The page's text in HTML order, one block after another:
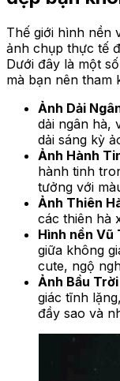
Thế giới hình nền
ảnh chụp thực tế
Dưới đây là một
mà bạn nên tham
Ảnh Dải
dải ngân hà,
dải sáng kỳ
Ảnh Hành
hành tinh
tưởng với
Ảnh Thiên
các thiên hà
Hình nền Vũ
giữa không
cute, ngộ
Ảnh Bầu
giác tĩnh
đầy sao và